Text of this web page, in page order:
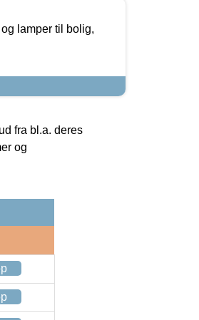
lamper til bolig,
fra bl.a. deres
og